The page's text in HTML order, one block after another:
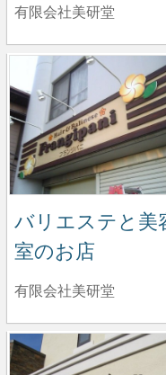
有限会社美研堂
バリエステと美
室のお店
有限会社美研堂